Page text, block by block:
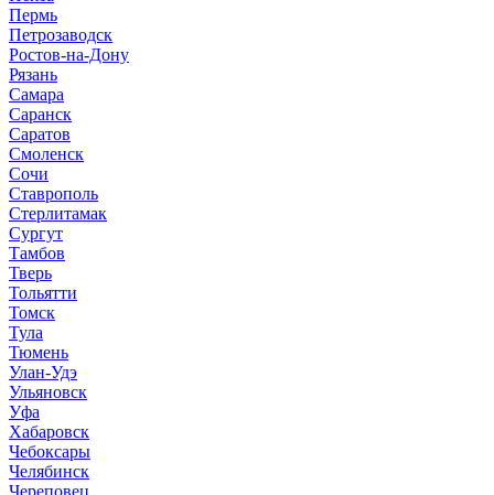
Пермь
Петрозаводск
Ростов-на-Дону
Рязань
Самара
Саранск
Саратов
Смоленск
Сочи
Ставрополь
Стерлитамак
Сургут
Тамбов
Тверь
Тольятти
Томск
Тула
Тюмень
Улан-Удэ
Ульяновск
Уфа
Хабаровск
Чебоксары
Челябинск
Череповец